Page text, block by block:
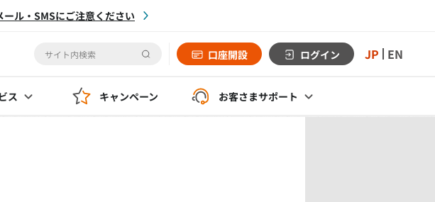
ル・SMSにご注意ください
口座開設 ログイン JP EN
ス キャンペーン お客さまサポート